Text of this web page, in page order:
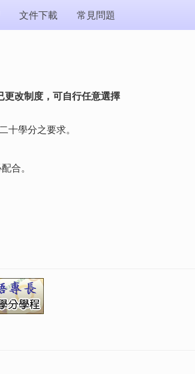
文件下載 常見問題
更改制度，可自行任意選擇
學分之要求。
合。